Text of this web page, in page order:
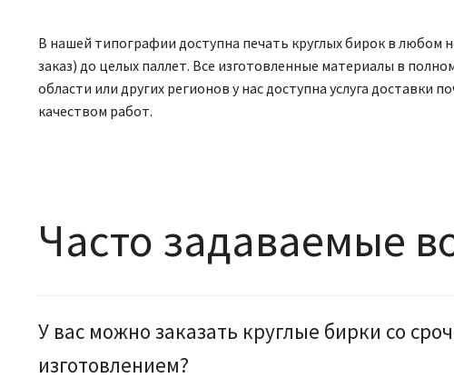
В нашей типографии доступна печать круглых бирок в
заказ) до целых паллет. Все изготовленные материалы в
области или других регионов у нас доступна услуга
качеством работ.
Часто задаваемые
У вас можно заказать круглые бирки со
изготовлением?